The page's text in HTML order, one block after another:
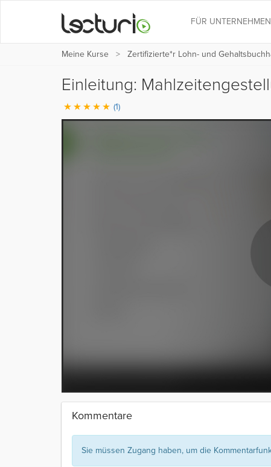
FÜR UNTERNEHMEN
Meine Kurse Zertifizierte*r Lohn- und
Einleitung:
(1)
Kommentare
Sie müssen Zugang haben, um die